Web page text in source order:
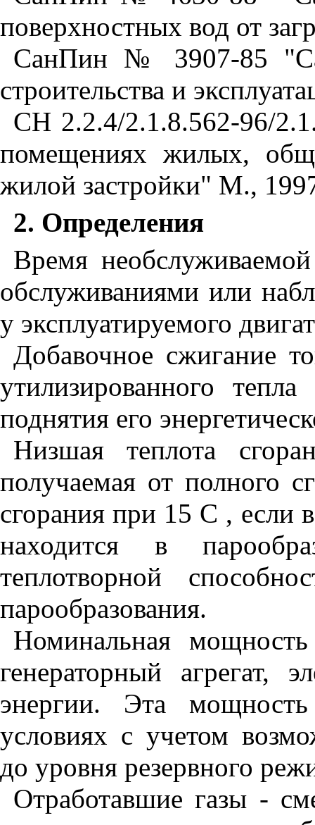
поверхностных вод от
СанПин № 3907-85
строительства и
СН 2.2.4/2.1.8.562-96/
помещениях жилых,
жилой застройки" М.,
2. Определения
Время
обслуживаниями или
у эксплуатируемого
Добавочное сжигание
утилизированного
поднятия его
Низшая теплота
получаемая от полного
сгорания при 15 С , если
находится в
теплотворной
парообразования.
Номинальная
генераторный агрегат,
энергии. Эта
условиях с учетом
до уровня резервного
Отработавшие газы -